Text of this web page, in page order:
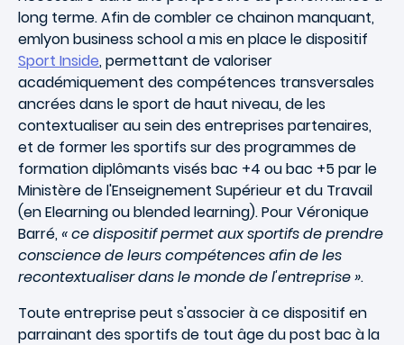
long terme. Afin de combler ce chainon manquant,
emlyon business school a mis en place le dispositif
Sport Inside, permettant de valoriser
académiquement des compétences transversales
ancrées dans le sport de haut niveau, de les
contextualiser au sein des entreprises partenaires,
et de former les sportifs sur des programmes de
formation diplômants visés bac +4 ou bac +5 par le
Ministère de l'Enseignement Supérieur et du Travail
(en Elearning ou blended learning). Pour Véronique
Barré,« ce dispositif permet aux sportifs de prendre
conscience de leurs compétences afin de les
recontextualiser dans le monde de l'entreprise ».
Toute entreprise peut s'associer à ce dispositif en
parrainant des sportifs de tout âge du post bac à la